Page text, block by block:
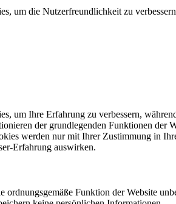
um die Nutzerfreundlichkeit zu
um Ihre Erfahrung zu verbessern,
der grundlegenden Funktionen
werden nur mit Ihrer Zustimmung in
Erfahrung auswirken.
ordnungsgemäße Funktion der Website